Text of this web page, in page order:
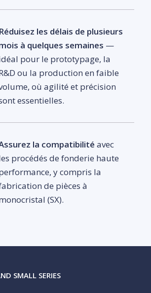
Réduisez les délais de plusieurs
à quelques semaines —
pour le prototypage, la
ou la production en faible
où agilité et précision
essentielles.
la compatibilité avec
procédés de fonderie haute
y compris la
de pièces à
(SX).
SMALL SERIES